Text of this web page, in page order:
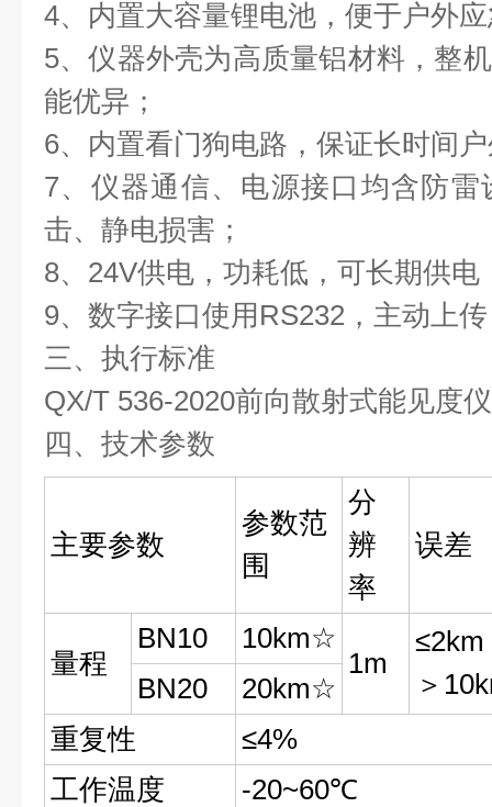
4、内置大容量锂电池，便于户外
5、仪器外壳为高质量铝材料，整
能优异；
6、内置看门狗电路，保证长时间
7、仪器通信、电源接口均含防
击、静电损害；
8、24V供电，功耗低，可长期供电
9、数字接口使用RS232，主动上
三、执行标准
QX/T 536-2020前向散射式能见度
四、技术参数
主要参数
参数范
围
分
辨
率
误差
量程
BN10 10km☆
1m
≤2km
＞
BN20
20km☆
重复性
≤4%
工作温度
-20~60℃